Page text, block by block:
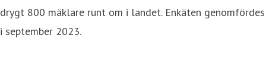
drygt 800 mäklare runt om i landet. Enkäten genomfördes
i september 2023.